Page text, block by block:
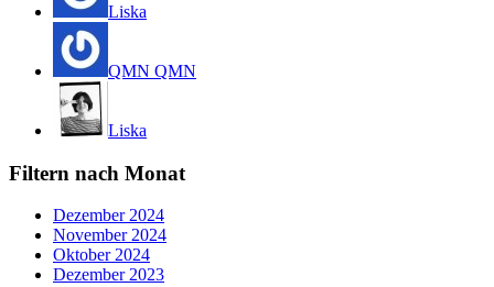
Liska
QMN QMN
Liska
Filtern nach Monat
Dezember 2024
November 2024
Oktober 2024
Dezember 2023